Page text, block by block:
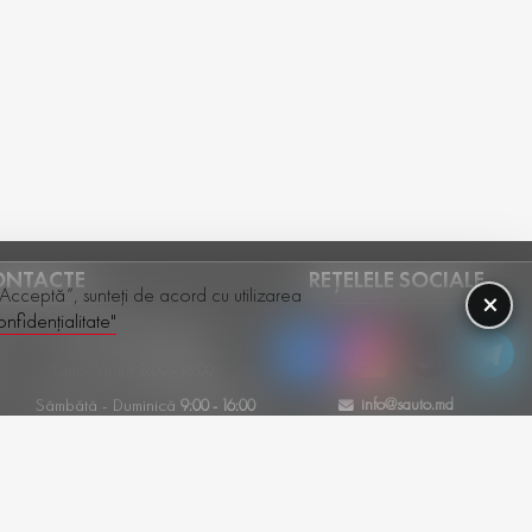
×
sunteți de acord cu utilizarea
+(373) 79-600-386
Sâmbătă - Duminică 9:00 - 16:00
REȚELELE SOCIALE
info@sauto.md